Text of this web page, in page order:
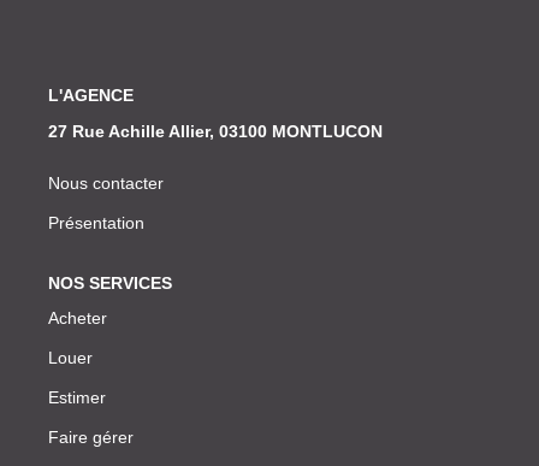
L'AGENCE
27 Rue Achille Allier, 03100 MONTLUCON
Nous contacter
Présentation
NOS SERVICES
Acheter
Louer
Estimer
Faire gérer